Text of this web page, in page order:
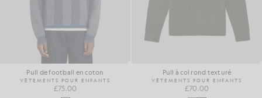
Pull de football en coton
VÊTEMENTS POUR ENFANTS
£75.00
Pull à col rond texturé
VÊTEMENTS POUR ENFANTS
£70.00